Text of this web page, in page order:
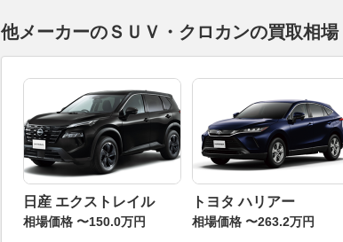
他メーカーのＳＵＶ・クロカンの買取相場
日産 エクストレイル
相場価格 〜150.0万円
トヨタ ハリアー
相場価格 〜263.2万円